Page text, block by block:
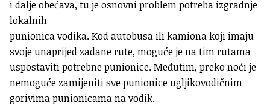
i dalje obećava, tu je osnovni problem potreba izgradnje
lokalnih
punionica vodika. Kod autobusa ili kamiona koji imaju
svoje unaprijed zadane rute, moguće je na tim rutama
uspostaviti potrebne punionice. Međutim, preko noći je
nemoguće zamijeniti sve punionice ugljikovodičnim
gorivima punionicama na vodik.